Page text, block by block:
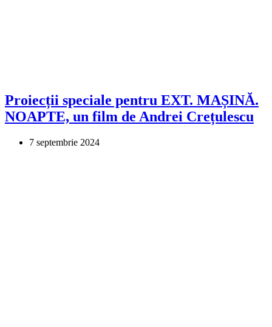
Proiecții speciale pentru EXT. MAȘINĂ.
NOAPTE, un film de Andrei Crețulescu
7 septembrie 2024